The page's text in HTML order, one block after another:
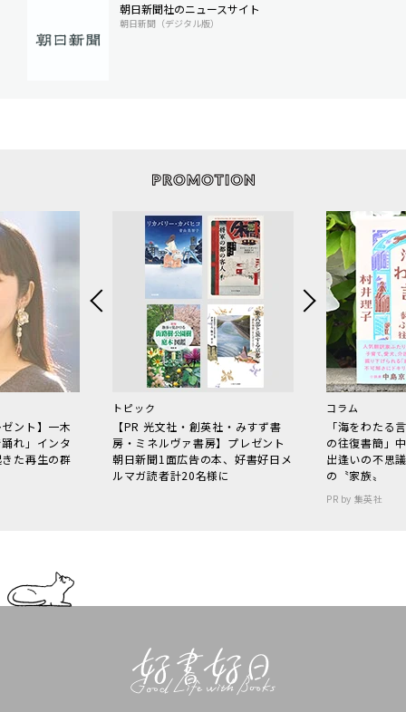
朝日新聞社のニュースサイト
朝日新聞（デジタル版）
ント】一木
れ」インタ
た再生の群
トピック
【PR 光文社・創英社・みすず書
房・ミネルヴァ書房】プレゼント
朝日新聞1面広告の本、好書好日メ
ルマガ読者計20名様に
コラム
「海をわた
の往復書簡」
出逢いの不思
の〝家族〟
PR by 集英社